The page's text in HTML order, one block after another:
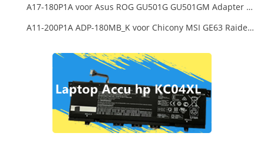
A17-180P1A voor Asus ROG GU501G GU501GM Adapter Power Supply
A11-200P1A ADP-180MB_K voor Chicony MSI GE63 Raider RGB 8RE-012US